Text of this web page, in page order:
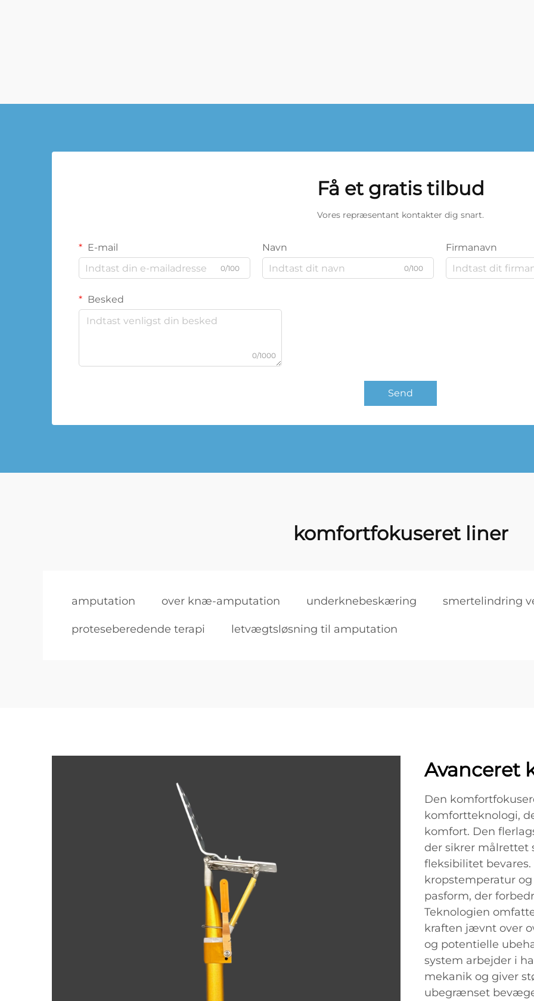
Få et gratis tilbud
Vores repræsentant kontakter dig snart.
E-mail
0/100
Navn
0/100
Firmanavn
Besked
0/1000
Send
komfortfokuseret liner
amputation over knæ-amputation underknebeskæring smertelindring
proteseberedende terapi letvægtsløsning til amputation
Avanceret
Den
komfortteknologi,
komfort. Den
der sikrer målrettet
fleksibilitet
kropstemperatur
pasform, der
Teknologien
kraften jævnt over
og potentielle
system arbejder i
mekanik og giver
ubegrænset